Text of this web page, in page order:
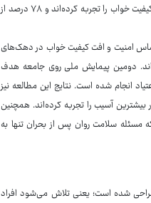
بهزیستی ۷۰ درصد سالمندان گفته‌اند اضطراب ناشی از جنگ بر آنان تاثیر گذاشته است. ۴۸ درصد کاهش کیفیت خواب را تجربه کرده‌اند و ۷۸ درصد از
امنیت و افت کیفیت خواب در دهک‌های
دومین پیمایش ملی روی جامعه هدف
انجام شده است. نتایج این مطالعه نیز
بیشترین آسیب را تجربه کرده‌اند. همچنین
مسئله سلامت روان پس از بحران تنها به
طراحی شده است؛ یعنی تلاش می‌شود افراد